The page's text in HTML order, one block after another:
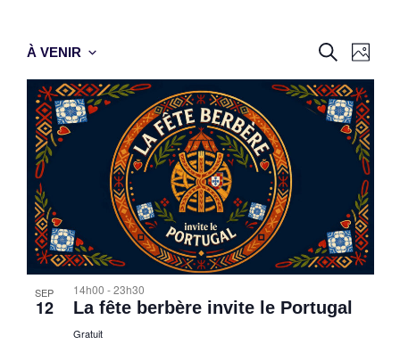
et
vues
de
À VENIR
date.
SEP
12
14h00 -23h30
La fête berbère invite le Portugal
Gratuit